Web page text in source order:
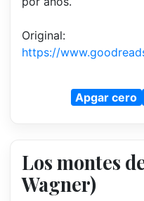
Original:
https://
Apgar cero
Los montes
Wagner)